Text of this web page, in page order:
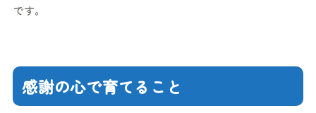
です。
感謝の心で育てること